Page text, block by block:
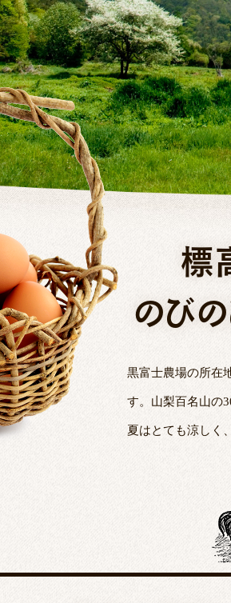
標
のびの
黒富士農場の所在
す。山梨百名山の
夏はとても涼しく